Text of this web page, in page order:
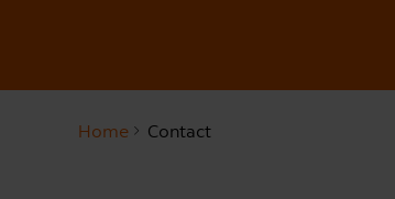
Home Contact